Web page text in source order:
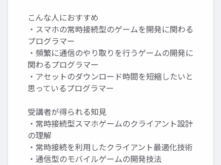
こんな人におすすめ
・スマホの常時接続型のゲームを開発に関わる
プログラマー
・頻繁に通信のやり取りを行うゲームの開発に
関わるプログラマー
・アセットのダウンロード時間を短縮したいと
思っているプログラマー
受講者が得られる知見
・常時接続型スマホゲームのクライアント設計
の理解
・常時接続を利用したクライアント最適化技術
・通信型のモバイルゲームの開発技法